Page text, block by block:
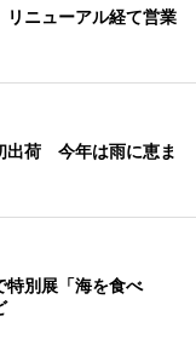
リニューアル経て営業
出荷 今年は雨に恵ま
特別展「海を食べ